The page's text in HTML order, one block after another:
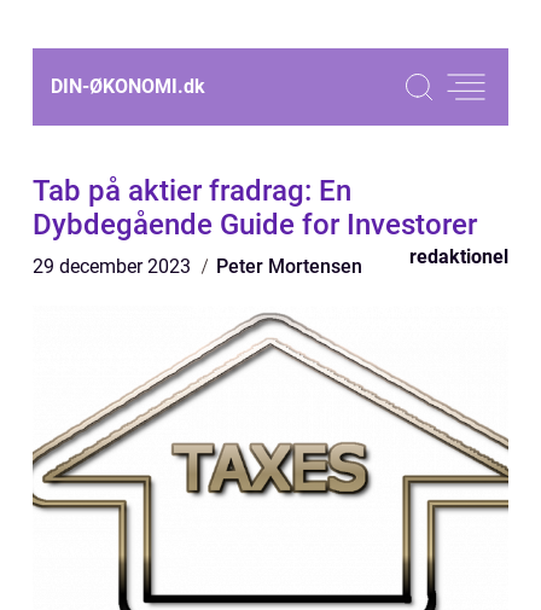
DIN-ØKONOMI.dk
Tab på aktier fradrag: En
Dybdegående Guide for Investorer
29 december 2023 Peter Mortensen redaktionel